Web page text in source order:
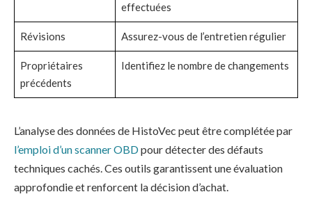
effectuées
Révisions Assurez-vous de l’entretien régulier
Propriétaires
précédents
Identifiez le nombre de changements
L’analyse des données de HistoVec peut être complétée par
l’emploi d’un scanner OBDpour détecter des défauts
techniques cachés. Ces outils garantissent une évaluation
approfondie et renforcent la décision d’achat.